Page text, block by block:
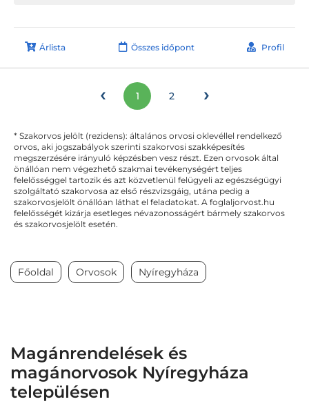
Árlista Összes időpont Profil
‹ 1 2 ›
* Szakorvos jelölt (rezidens): általános orvosi oklevéllel rendelkező
orvos, aki jogszabályok szerinti szakorvosi szakképesítés
megszerzésére irányuló képzésben vesz részt. Ezen orvosok által
önállóan nem végezhető szakmai tevékenységért teljes
felelősséggel tartozik és azt közvetlenül felügyeli az egészségügyi
szolgáltató szakorvosa az első részvizsgáig, utána pedig a
szakorvosjelölt önállóan láthat el feladatokat. A foglaljorvost.hu
felelősségét kizárja esetleges névazonosságért bármely szakorvos
és szakorvosjelölt esetén.
Főoldal Orvosok Nyíregyháza
Magánrendelések és
magánorvosok Nyíregyháza
településen